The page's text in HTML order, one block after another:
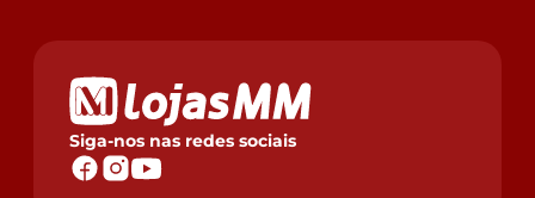
Siga-nos nas redes sociais